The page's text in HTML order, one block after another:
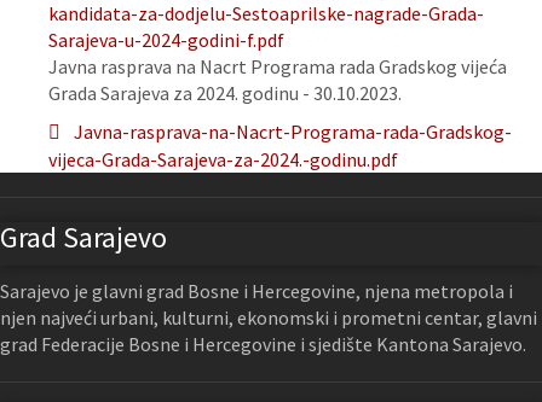
kandidata-za-dodjelu-Sestoaprilske-nagrade-Grada-
Sarajeva-u-2024-godini-f.pdf
Javna rasprava na Nacrt Programa rada Gradskog vijeća
Grada Sarajeva za 2024. godinu - 30.10.2023.
Javna-rasprava-na-Nacrt-Programa-rada-Gradskog-
vijeca-Grada-Sarajeva-za-2024.-godinu.pdf
Grad Sarajevo
Sarajevo je glavni grad Bosne i Hercegovine, njena metropola i
njen najveći urbani, kulturni, ekonomski i prometni centar, glavni
grad Federacije Bosne i Hercegovine i sjedište Kantona Sarajevo.